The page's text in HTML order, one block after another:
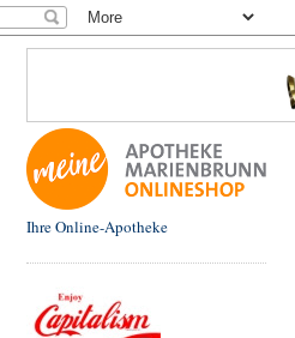
Ihre Online-Apotheke